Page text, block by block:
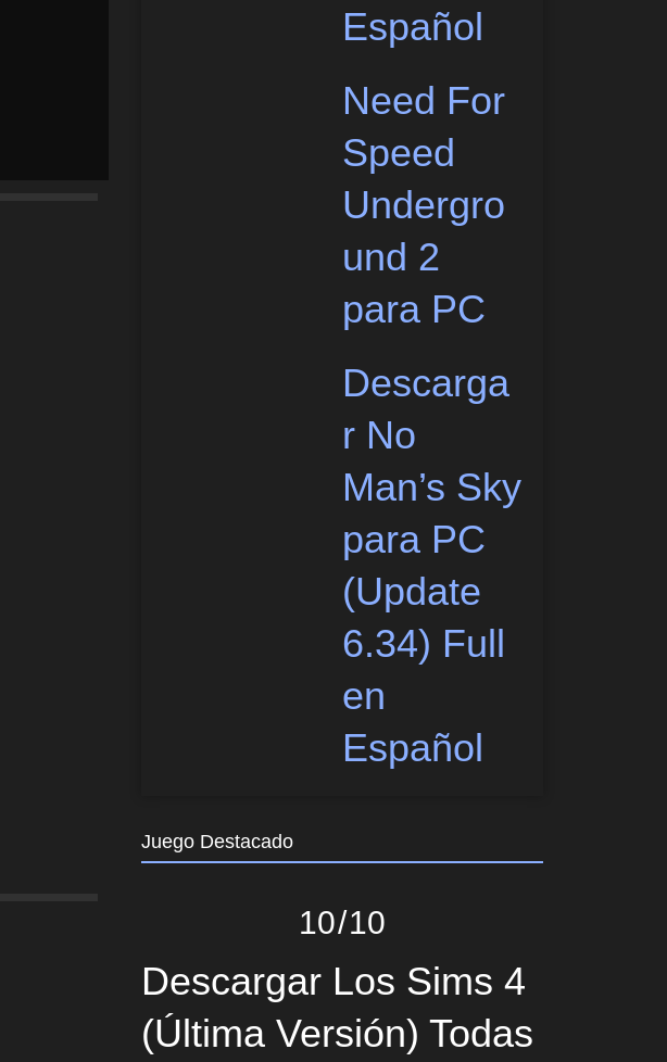
Español
Need For
Speed
Undergro
und 2
para PC
Descarga
r No
Man’s Sky
para PC
(Update
6.34) Full
en
Español
Juego Destacado
10 10
Descargar Los Sims 4
(Última Versión) Todas